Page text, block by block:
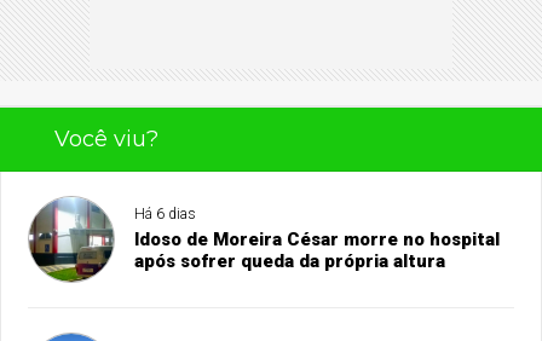
Você viu?
Há 6 dias
Idoso de Moreira César morre no hospital
após sofrer queda da própria altura